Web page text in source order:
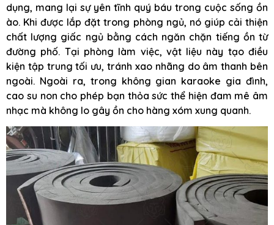
dụng, mang lại sự yên tĩnh quý báu trong cuộc sống ồn
ào. Khi được lắp đặt trong phòng ngủ, nó giúp cải thiện
chất lượng giấc ngủ bằng cách ngăn chặn tiếng ồn từ
đường phố. Tại phòng làm việc, vật liệu này tạo điều
kiện tập trung tối ưu, tránh xao nhãng do âm thanh bên
ngoài. Ngoài ra, trong không gian karaoke gia đình,
cao su non cho phép bạn thỏa sức thể hiện đam mê âm
nhạc mà không lo gây ồn cho hàng xóm xung quanh.